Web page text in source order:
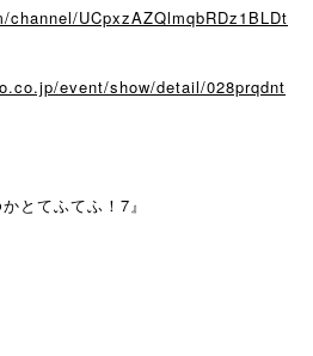
UCpxzAZQlmqbRDz1BLDt
event/show/detail/028prqdnt
とてふてふ！7』